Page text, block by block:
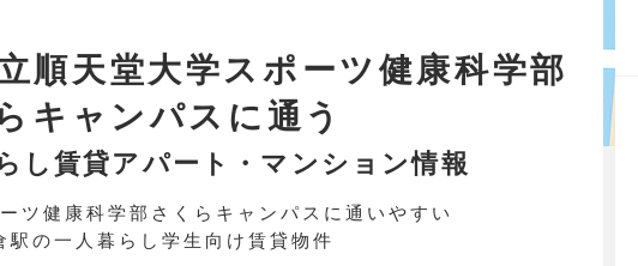
順天堂大学スポーツ健康科学部
キャンパスに通う
し賃貸アパート・マンション情報
ツ健康科学部さくらキャンパスに通いやすい
駅の一人暮らし学生向け賃貸物件